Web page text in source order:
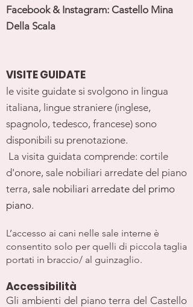
Facebook & Instagram: Castello Mina
Della Scala
VISITE GUIDATE
le visite guidate si svolgono in lingua
italiana, lingue straniere (inglese,
spagnolo, tedesco, francese) sono
disponibili su prenotazione.
La visita guidata comprende: cortile
d'onore, sale nobiliari arredate del piano
terra, sale nobiliari arredate del primo
piano.
L’accesso ai cani nelle sale interne è
consentito solo per quelli di piccola taglia
portati in braccio/ al guinzaglio.
Accessibilità
Gli ambienti del piano terra del Castello